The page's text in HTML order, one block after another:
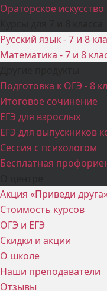
Ораторское искусство
Русский язык - 7 и 8
Математика - 7 и 8
Подготовка к ОГЭ - 8
Итоговое сочинение
ЕГЭ для взрослых
ЕГЭ для выпускников
Сессия с психологом
Бесплатная
Акция «Приведи
Стоимость курсов
ОГЭ и ЕГЭ
Скидки и акции
О школе
Наши преподаватели
Отзывы